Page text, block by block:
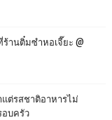
านติ๋มซำหอเจี๊ยะ @
ต่รสชาติอาหารไม่
บครัว